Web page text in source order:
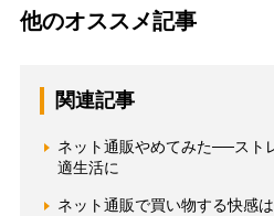
他のオススメ記事
関連記事
ネット通販やめてみた──スト
適生活に
ネット通販で買い物する快感